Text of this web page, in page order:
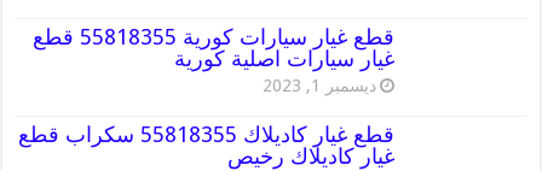
قطع غيار سيارات كورية 55818355 قطع
غيار سيارات اصلية كورية
ديسمبر 1, 2023
قطع غيار كاديلاك 55818355 سكراب قطع
غيار كاديلاك رخيص